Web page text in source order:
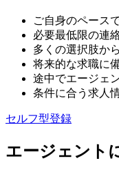
ご自身のペース
必要最低限の連
多くの選択肢か
将来的な求職に
途中でエージェ
条件に合う求人
セルフ型登録
エージェント